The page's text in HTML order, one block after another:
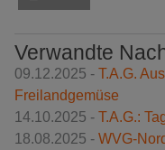
Verwandte
09.12.2025 - T.A.G.
Freilandgemüse
14.10.2025 - T.A.G.:
18.08.2025 - WVG-